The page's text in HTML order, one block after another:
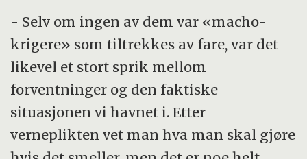
- Selv om ingen av dem var «macho-
krigere» som tiltrekkes av fare, var det
likevel et stort sprik mellom
forventninger og den faktiske
situasjonen vi havnet i. Etter
verneplikten vet man hva man skal gjøre